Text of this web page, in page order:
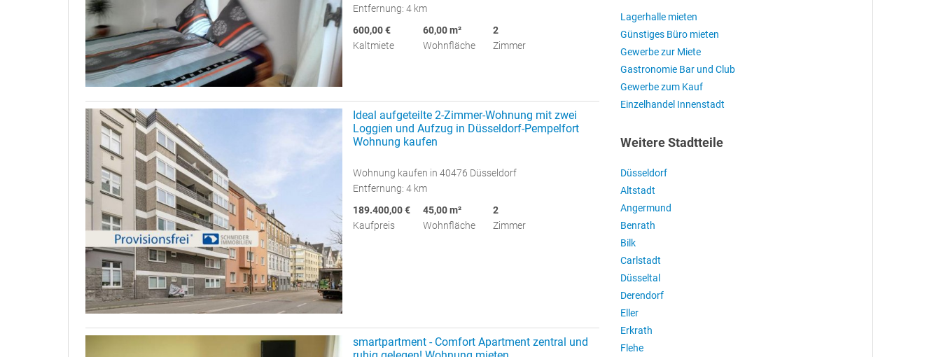
Entfernung: 4 km
600,00 €
Kaltmiete
60,00 m²
Wohnfläche
2
Zimmer
Ideal aufgeteilte 2-Zimmer-Wohnung mit zwei
Loggien und Aufzug in Düsseldorf-Pempelfort
Wohnung kaufen
Wohnung kaufen in 40476 Düsseldorf
Entfernung: 4 km
189.400,00 €
Kaufpreis
45,00 m²
Wohnfläche
2
Zimmer
smartpartment - Comfort Apartment zentral und
Lagerhalle mieten
Günstiges Büro mieten
Gewerbe zur Miete
Gastronomie Bar und Club
Gewerbe zum Kauf
Einzelhandel Innenstadt
Weitere Stadtteile
Düsseldorf
Altstadt
Angermund
Benrath
Bilk
Carlstadt
Düsseltal
Derendorf
Eller
Erkrath
Flehe